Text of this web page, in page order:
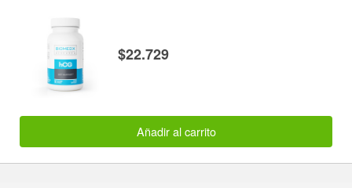
$22.729
Añadir al carrito